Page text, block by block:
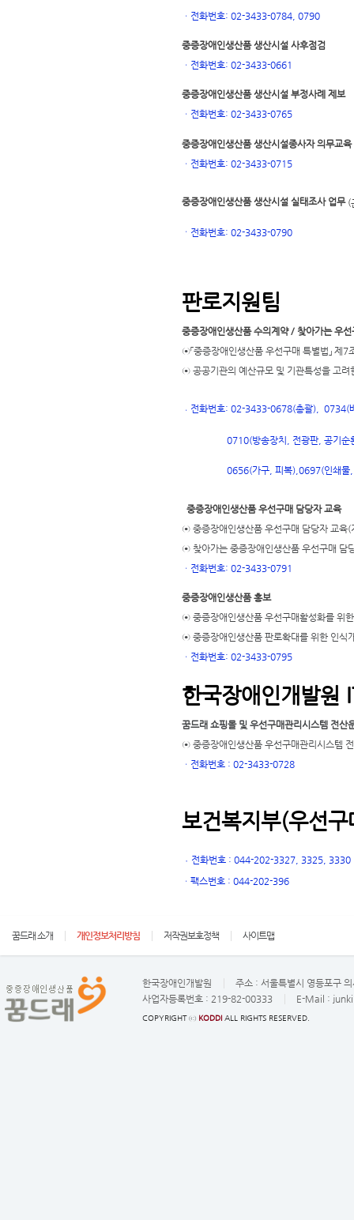
ㆍ 전화번호: 02-3433-0784, 0790
중증장애인생산품 생산시설 사후점검
ㆍ 전화번호: 02-3433-0661
중증장애인생산품 생산시설 부정사례 제보
ㆍ 전화번호: 02-3433-0765
중증장애인생산품 생산시설종사자 의무교육
ㆍ 전화번호: 02-3433-0715
중증장애인생산품 생산시설 실태조사 업무 (
ㆍ 전화번호: 02-3433-0790
판로지원팀
중증장애인생산품 수의계약 / 찾아가는 우선
⊙「중증장애인생산품 우선구매 특별법」
⊙ 공공기관의 예산규모 및 기관특성을 고려
ㆍ 전화번호: 02-3433-0678(총괄), 0734(
0710(방송장치, 전광판, 공기순
0656(가구, 피복), 0697(인쇄물
중증장애인생산품 우선구매 담당자 교육
⊙ 중증장애인생산품 우선구매 담당자 교육(
⊙ 찾아가는 중증장애인생산품 우선구매 담
ㆍ 전화번호: 02-3433-0791
중증장애인생산품 홍보
⊙ 중증장애인생산품 우선구매활성화를 위
⊙ 중증장애인생산품 판로확대를 위한 인식
ㆍ 전화번호: 02-3433-0795
한국장애인개발원
꿈드래 쇼핑몰 및 우선구매관리시스템 전산
⊙ 중증장애인생산품 우선구매관리시스템
ㆍ 전화번호 : 02-3433-0728
보건복지부(우선
ㆍ 전화번호 : 044-202-3327, 3325, 3330
ㆍ 팩스번호 : 044-202-396
꿈드래 소개 개인정보처리방침 저작권보호정책 사이트맵
한국장애인개발원 주소 : 서울특별시 영등포구
사업자등록번호 : 219-82-00333 E-Mail :
COPYRIGHT ⓒ KODDI ALL RIGHTS RESERVED.